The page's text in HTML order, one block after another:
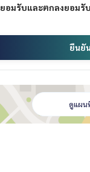
ยอมรับและตกลงยอมรับ
ยืนยั
ดูแผน